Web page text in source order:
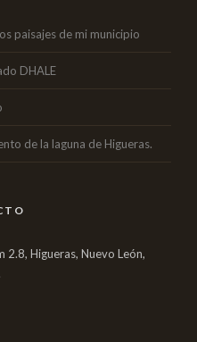
paisajes de mi municipio
DHALE
de la laguna de Higueras.
2.8, Higueras, Nuevo León,